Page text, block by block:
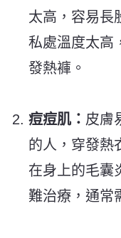
太高，容易長
私處溫度太高
發熱褲。
痘痘肌： 皮膚
的人，穿發熱
在身上的毛囊
難治療，通常